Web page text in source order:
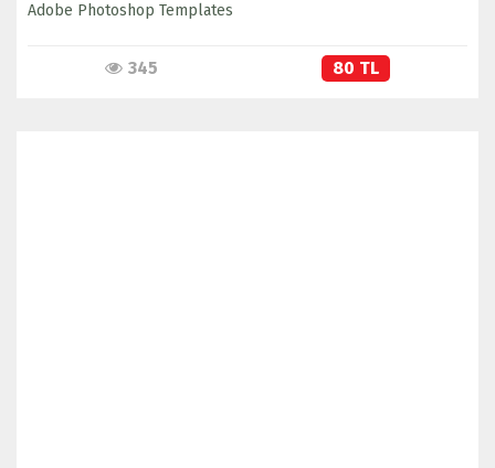
Adobe Photoshop Templates
345 80 TL